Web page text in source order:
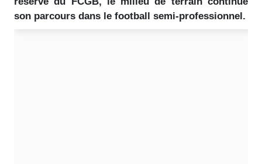
son parcours dans le football semi-professionnel.